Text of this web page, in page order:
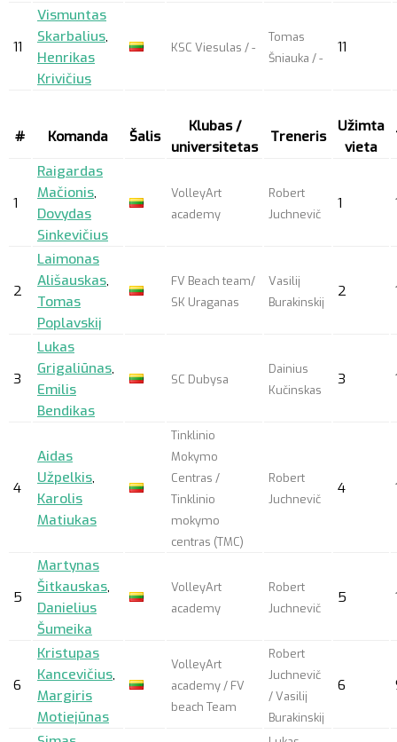
11
Vismuntas
Skarbalius,
Henrikas
Krivičius
KSC Viesulas / -
Tomas
Šniauka / -
11
# Komanda Šalis
Klubas /
universitetas
Treneris
Užimta
vieta
1
Raigardas
Mačionis,
Dovydas
Sinkevičius
VolleyArt
academy
Robert
Juchnevič
1
2
Laimonas
Ališauskas,
Tomas
Poplavskij
FV Beach team/
SK Uraganas
Vasilij
Burakinskij
2
3
Lukas
Grigaliūnas,
Emilis
Bendikas
SC Dubysa
Dainius
Kučinskas
3
4
Aidas
Užpelkis,
Karolis
Matiukas
Tinklinio
Mokymo
Centras /
Tinklinio
mokymo
centras (TMC)
Robert
Juchnevič
4
5
Martynas
Šitkauskas,
Danielius
Šumeika
VolleyArt
academy
Robert
Juchnevič
5
6
Kristupas
Kancevičius,
Margiris
Motiejūnas
VolleyArt
academy / FV
beach Team
Robert
Juchnevič
/ Vasilij
Burakinskij
6